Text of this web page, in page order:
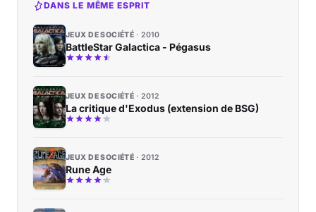
DANS LE MÊME ESPRIT
JEUX DE SOCIÉTÉ 2010
BattleStar Galactica - Pégasus
JEUX DE SOCIÉTÉ 2012
La critique d'Exodus (extension de BSG)
JEUX DE SOCIÉTÉ 2012
Rune Age